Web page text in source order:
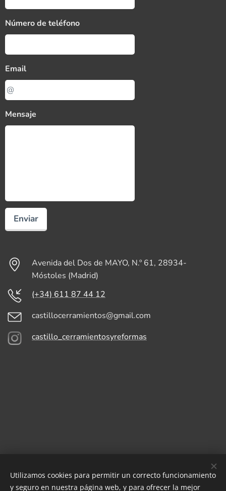
Número de teléfono
Email
Mensaje
Enviar
Avenida del Dos de MAYO, N.º 61, 28934-
Móstoles (Madrid)
(+34) 611 87 44 12
castillocerramientos@gmail.com
castillo_cerramientosyreformas
CASTILLO CERRAMIENTOS ALUMINIO, HIERRO Y PVC | Avenida
Utilizamos cookies para permitir un correcto funcionamiento
y seguro en nuestra página web, y para ofrecer la mejor